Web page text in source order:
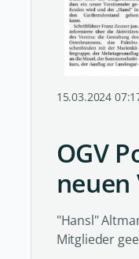
15.03.2024
OGV
neuen
"Hansl"
Mitglieder